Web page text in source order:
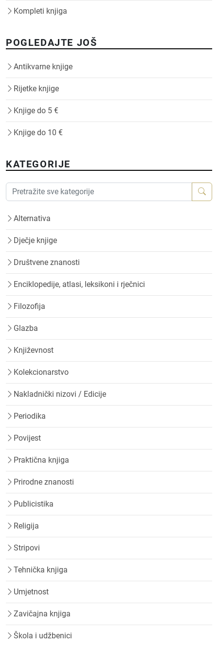
Kompleti knjiga
POGLEDAJTE JOŠ
Antikvarne knjige
Rijetke knjige
Knjige do 5 €
Knjige do 10 €
KATEGORIJE
Alternativa
Dječje knjige
Društvene znanosti
Enciklopedije, atlasi, leksikoni i rječnici
Filozofija
Glazba
Književnost
Kolekcionarstvo
Nakladnički nizovi / Edicije
Periodika
Povijest
Praktična knjiga
Prirodne znanosti
Publicistika
Religija
Stripovi
Tehnička knjiga
Umjetnost
Zavičajna knjiga
Škola i udžbenici